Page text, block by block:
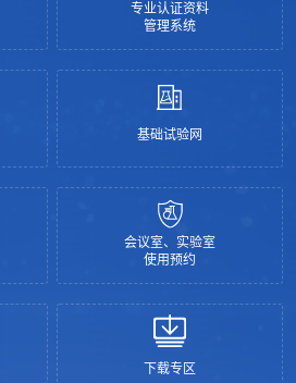
专业认证资料
管理系统
基础试验网
会议室、实验室
使用预约
下载专区